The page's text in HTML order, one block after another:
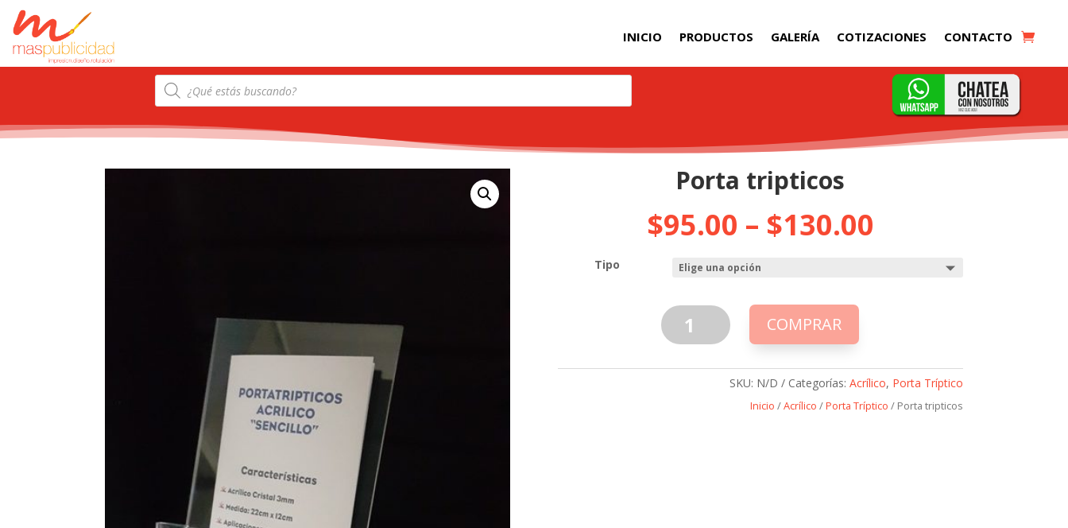
INICIO PRODUCTOS GALERÍA COTIZACIONES CONTACTO
Products
search
Porta tripticos
$95.00 – $130.00
Tipo
Porta
tripticos
COMPRAR
SKU: N/D Categorías: Acrílico, Porta Tríptico
Inicio /Acrílico /Porta Tríptico / Porta tripticos